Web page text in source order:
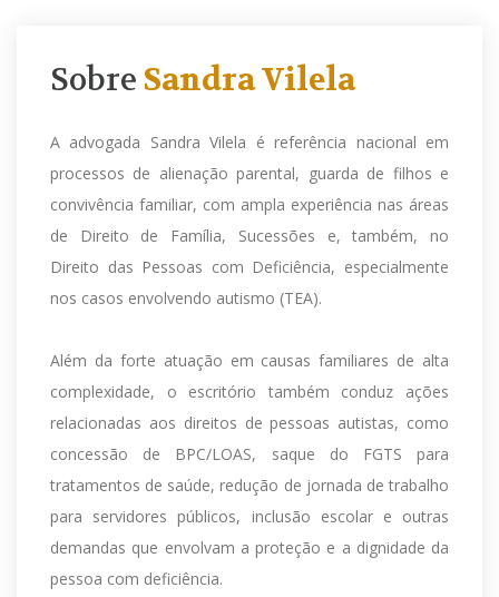
Sobre Sandra Vilela
A advogada Sandra Vilela é referência nacional em
processos de alienação parental, guarda de filhos e
convivência familiar, com ampla experiência nas áreas
de Direito de Família, Sucessões e, também, no
Direito das Pessoas com Deficiência, especialmente
nos casos envolvendo autismo (TEA).
Além da forte atuação em causas familiares de alta
complexidade, o escritório também conduz ações
relacionadas aos direitos de pessoas autistas, como
concessão de BPC/LOAS, saque do FGTS para
tratamentos de saúde, redução de jornada de trabalho
para servidores públicos, inclusão escolar e outras
demandas que envolvam a proteção e a dignidade da
pessoa com deficiência.